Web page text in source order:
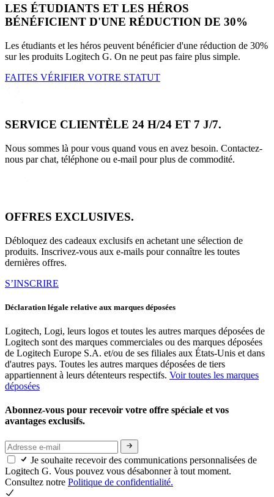
LES ÉTUDIANTS ET LES HÉROS
BÉNÉFICIENT D'UNE RÉDUCTION DE 30%
Les étudiants et les héros peuvent bénéficier d'une réduction de 30%
sur les produits Logitech G. On ne peut pas faire plus simple.
FAITES VÉRIFIER VOTRE STATUT
SERVICE CLIENTÈLE 24 H/24 ET 7 J/7.
Nous sommes là pour vous quand vous en avez besoin. Contactez-
nous par chat, téléphone ou e-mail pour plus de commodité.
OFFRES EXCLUSIVES.
Débloquez des cadeaux exclusifs en achetant une sélection de
produits. Inscrivez-vous aux e-mails pour connaître les toutes
dernières offres.
S’INSCRIRE
Déclaration légale relative aux marques déposées
Logitech, Logi, leurs logos et toutes les autres marques déposées de
Logitech sont des marques commerciales ou des marques déposées
de Logitech Europe S.A. et/ou de ses filiales aux États-Unis et dans
d'autres pays. Toutes les autres marques déposées de tiers
appartiennent à leurs détenteurs respectifs. Voir toutes les marques
déposées
Abonnez-vous pour recevoir votre offre spéciale et vos
avantages exclusifs.
Je souhaite recevoir des communications personnalisées de
Logitech G. Vous pouvez vous désabonner à tout moment.
Consultez notre Politique de confidentialité.